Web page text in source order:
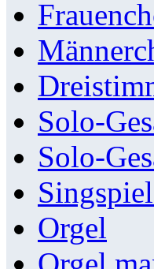
Solo-
Solo-
Orgel